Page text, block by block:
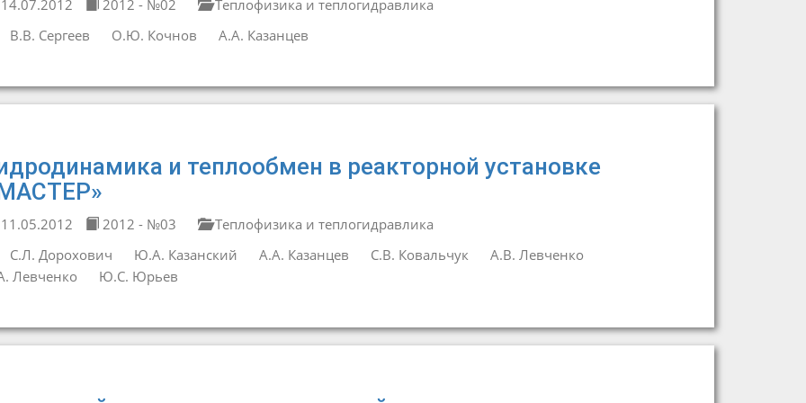
2012 - №02
Теплофизика и теплогидравлика
В.В. Сергеев
О.Ю. Кочнов А.А. Казанцев
и теплообмен в реакторной установке
2012 - №03
Теплофизика и теплогидравлика
С.Л. Дорохович
Ю.А. Казанский А.А. Казанцев С.В. Ковальчук
А.В. Левченко
Левченко
Ю.С. Юрьев